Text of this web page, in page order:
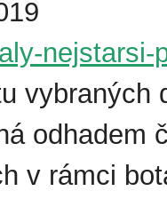
vybraných
odhadem
v rámci